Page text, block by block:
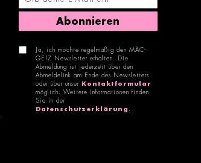
Abonnieren
Ja, ich möchte regelmäßig den MÄC-
GEIZ Newsletter erhalten. Die
Abmeldung ist jederzeit über den
Abmeldelink am Ende des Newsletters
oder über unser
Kontaktformular
möglich. Weitere Informationen finden
Sie in der
Datenschutzerklärung .